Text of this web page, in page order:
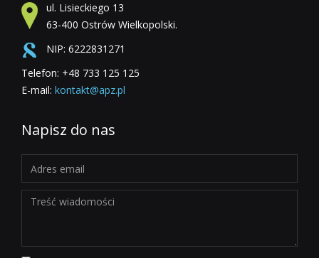
ul. Lisieckiego 13
63-400 Ostrów Wielkopolski.
NIP: 6222831271
Telefon: +48 733 125 125
E-mail: kontakt@apz.pl
Napisz do nas